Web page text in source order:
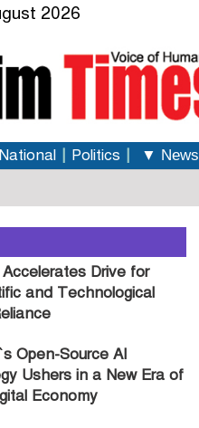
2026
National Politics ▼ News
Drive for
and Technological
Open-Source AI
Ushers in a New Era of
Economy